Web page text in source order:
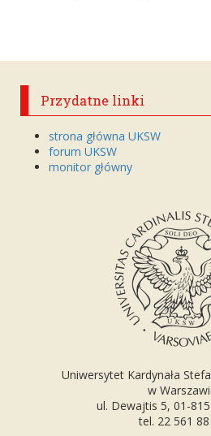
Przydatne linki
strona główna UKSW
forum UKSW
monitor główny
Uniwersytet Kardynała
w
ul. Dewajtis 5, 01-
tel. 22 561